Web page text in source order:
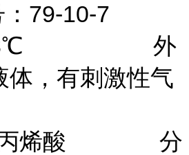
79-10-7
13℃ 外
体，有刺激性气
丙烯酸 分